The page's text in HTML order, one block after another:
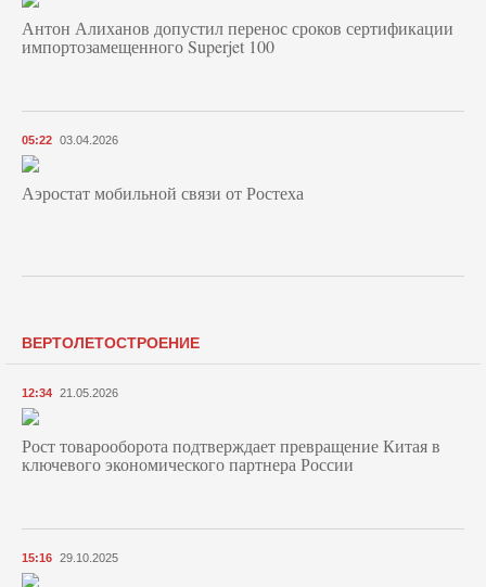
Антон Алиханов допустил перенос сроков сертификации
импортозамещенного Superjet 100
05:22 03.04.2026
Аэростат мобильной связи от Ростеха
ВЕРТОЛЕТОСТРОЕНИЕ
12:34 21.05.2026
Рост товарооборота подтверждает превращение Китая в
ключевого экономического партнера России
15:16 29.10.2025